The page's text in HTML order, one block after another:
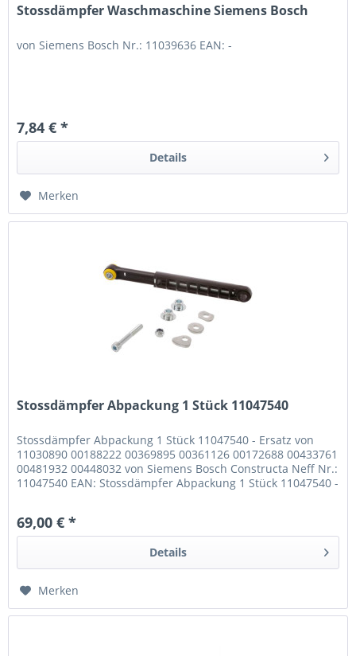
Stossdämpfer Waschmaschine Siemens Bosch
von Siemens Bosch Nr.: 11039636 EAN: -
7,84 € *
Details
Merken
Stossdämpfer Abpackung 1 Stück 11047540
Stossdämpfer Abpackung 1 Stück 11047540 - Ersatz von
11030890 00188222 00369895 00361126 00172688 00433761
00481932 00448032 von Siemens Bosch Constructa Neff Nr.:
11047540 EAN: Stossdämpfer Abpackung 1 Stück 11047540 -
69,00 € *
Details
Merken